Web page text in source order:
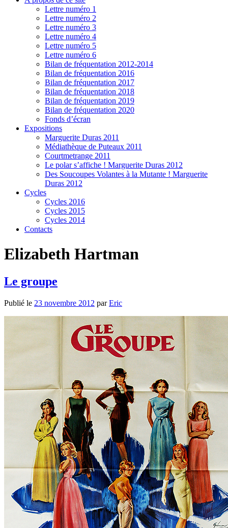
Lettre numéro 1
Lettre numéro 2
Lettre numéro 3
Lettre numéro 4
Lettre numéro 5
Lettre numéro 6
Bilan de fréquentation 2012-2014
Bilan de fréquentation 2016
Bilan de fréquentation 2017
Bilan de fréquentation 2018
Bilan de fréquentation 2019
Bilan de fréquentation 2020
Fonds d’écran
Expositions
Marguerite Duras 2011
Médiathèque de Puteaux 2011
Courtmetrange 2011
Le polar s’affiche ! Marguerite Duras 2012
Des Soucoupes Volantes à la Mutante ! Marguerite
Duras 2012
Cycles
Cycles 2016
Cycles 2015
Cycles 2014
Contacts
Elizabeth Hartman
Le groupe
Publié le 23 novembre 2012 parEric